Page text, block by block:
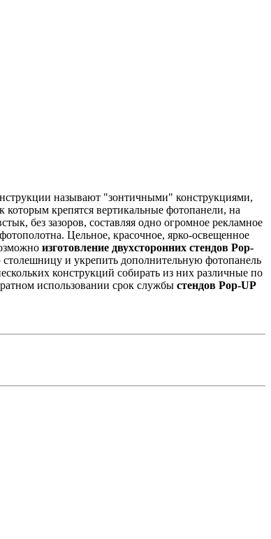
называют "зонтичными" конструкциями,
крепятся вертикальные фотопанели, на
без зазоров, составляя одно огромное рекламное
Цельное, красочное, ярко-освещенное
изготовление двухсторонних стендов Pop-
и укрепить дополнительную фотопанель
конструкций собирать из них различные по
использовании срок службы стендов Pop-UP